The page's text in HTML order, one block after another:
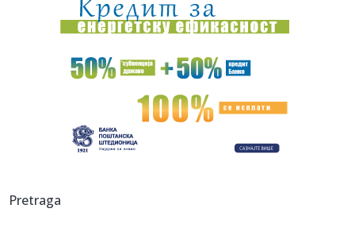
15:25:Положени венци за страдале у ...
15:26:Namirnice za penzionerske pakete koštale preko 12
miliona dinara
N1 priznao: "Poseta Zelenskog veliko priznanje za Srbiju"
15:23:Polomljene prskalice na zelenim površinama oko trga u
pojačanje na ...
Pretraga